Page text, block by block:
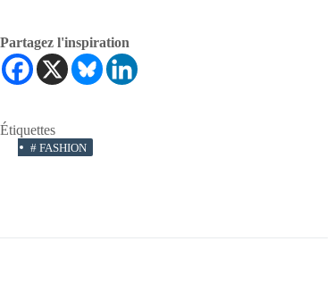
Partagez l'inspiration
Étiquettes
# FASHION